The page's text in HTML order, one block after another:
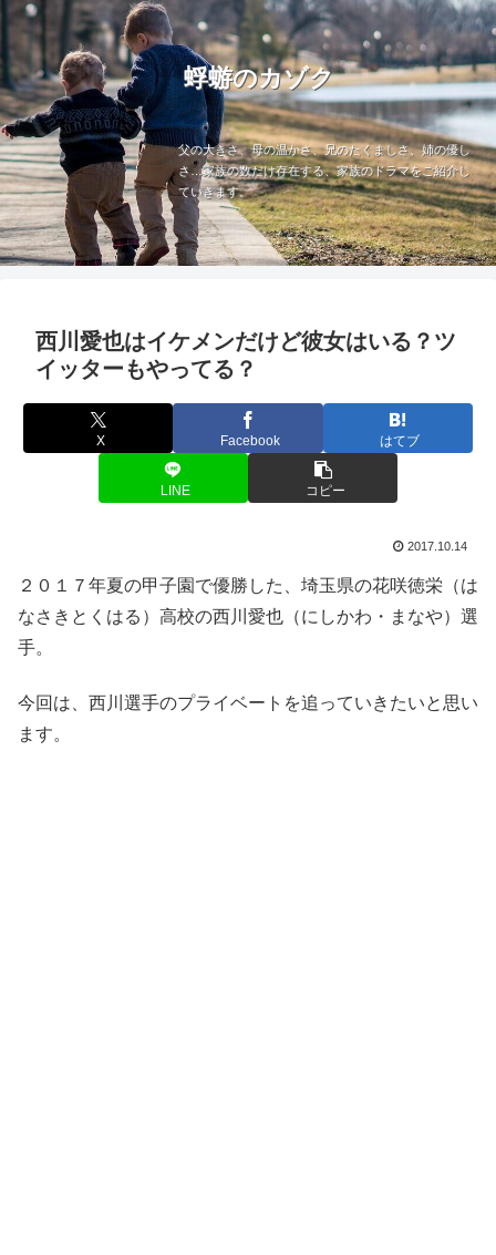
蜉蝣のカゾク
父の大きさ、母の温かさ、兄のたくましさ、姉の優し
さ…家族の数だけ存在する、家族のドラマをご紹介し
ていきます。
西川愛也はイケメンだけど彼女はいる？ツ
イッターもやってる？
X Facebook はてブ
LINE コピー
2017.10.14
２０１７年夏の甲子園で優勝した、埼玉県の花咲徳栄（は
なさきとくはる）高校の西川愛也（にしかわ・まなや）選
手。
今回は、西川選手のプライベートを追っていきたいと思い
ます。